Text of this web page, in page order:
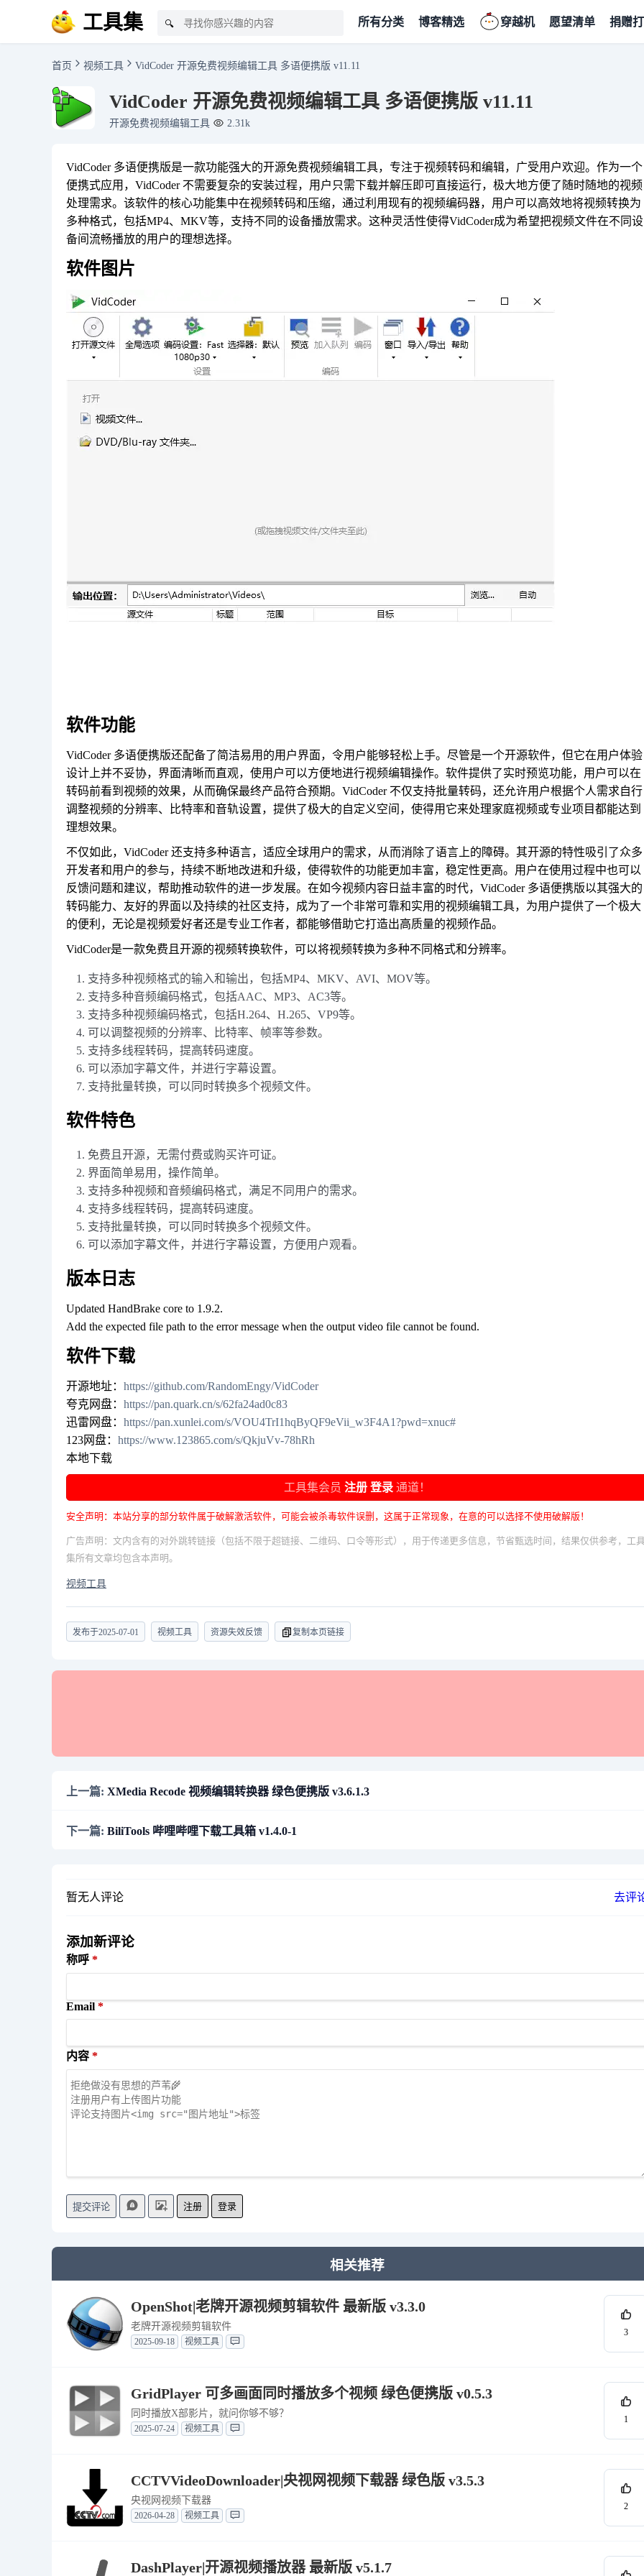
工具集 🔍 所有分类 博客精选 穿越机 愿望清单 捐赠
首页 视频工具 VidCoder 开源免费视频编辑工具 多语便携版 v11.11
VidCoder 开源免费视频编辑工具 多语便携版 v11.11
开源免费视频编辑工具 2.31k
VidCoder 多语便携版是一款功能强大的开源免费视频编辑工具，专注于视频转码和编辑，广受用户欢迎。作为一个
便携式应用，VidCoder 不需要复杂的安装过程，用户只需下载并解压即可直接运行，极大地方便了随时随地的视频
处理需求。该软件的核心功能集中在视频转码和压缩，通过利用现有的视频编码器，用户可以高效地将视频转换为
多种格式，包括MP4、MKV等，支持不同的设备播放需求。这种灵活性使得VidCoder成为希望把视频文件在不同设
备间流畅播放的用户的理想选择。
软件图片
软件功能
VidCoder 多语便携版还配备了简洁易用的用户界面，令用户能够轻松上手。尽管是一个开源软件，但它在用户体验
设计上并不妥协，界面清晰而直观，使用户可以方便地进行视频编辑操作。软件提供了实时预览功能，用户可以在
转码前看到视频的效果，从而确保最终产品符合预期。VidCoder 不仅支持批量转码，还允许用户根据个人需求自行
调整视频的分辨率、比特率和音轨设置，提供了极大的自定义空间，使得用它来处理家庭视频或专业项目都能达到
理想效果。
不仅如此，VidCoder 还支持多种语言，适应全球用户的需求，从而消除了语言上的障碍。其开源的特性吸引了众多
开发者和用户的参与，持续不断地改进和升级，使得软件的功能更加丰富，稳定性更高。用户在使用过程中也可以
反馈问题和建议，帮助推动软件的进一步发展。在如今视频内容日益丰富的时代，VidCoder 多语便携版以其强大的
转码能力、友好的界面以及持续的社区支持，成为了一个非常可靠和实用的视频编辑工具，为用户提供了一个极大
的便利，无论是视频爱好者还是专业工作者，都能够借助它打造出高质量的视频作品。
VidCoder是一款免费且开源的视频转换软件，可以将视频转换为多种不同格式和分辨率。
支持多种视频格式的输入和输出，包括MP4、MKV、AVI、MOV等。
支持多种音频编码格式，包括AAC、MP3、AC3等。
支持多种视频编码格式，包括H.264、H.265、VP9等。
可以调整视频的分辨率、比特率、帧率等参数。
支持多线程转码，提高转码速度。
可以添加字幕文件，并进行字幕设置。
支持批量转换，可以同时转换多个视频文件。
软件特色
免费且开源，无需付费或购买许可证。
界面简单易用，操作简单。
支持多种视频和音频编码格式，满足不同用户的需求。
支持多线程转码，提高转码速度。
支持批量转换，可以同时转换多个视频文件。
可以添加字幕文件，并进行字幕设置，方便用户观看。
版本日志
Updated HandBrake core to 1.9.2.
Add the expected file path to the error message when the output video file cannot be found.
软件下载
开源地址： https://github.com/RandomEngy/VidCoder
夸克网盘： https://pan.quark.cn/s/62fa24ad0c83
迅雷网盘： https://pan.xunlei.com/s/VOU4TrI1hqByQF9eVii_w3F4A1?pwd=xnuc#
123网盘： https://www.123865.com/s/QkjuVv-78hRh
本地下载
工具集会员 注册 登录 通道！
安全声明：本站分享的部分软件属于破解激活软件，可能会被杀毒软件误删，这属于正常现象，在意的可以选择不使用破解版！
广告声明：文内含有的对外跳转链接（包括不限于超链接、二维码、口令等形式），用于传递更多信息，节省甄选时间，结果仅供参考，工
集所有文章均包含本声明。
视频工具
发布于2025-07-01 视频工具 资源失效反馈 复制本页链接
上一篇: XMedia Recode 视频编辑转换器 绿色便携版 v3.6.1.3
下一篇: BiliTools 哔哩哔哩下载工具箱 v1.4.0-1
暂无人评论 去评
添加新评论
称呼
Email
内容
提交评论 注册 登录
相关推荐
OpenShot|老牌开源视频剪辑软件 最新版 v3.3.0
老牌开源视频剪辑软件
2025-09-18 视频工具
3
GridPlayer 可多画面同时播放多个视频 绿色便携版 v0.5.3
同时播放X部影片，就问你够不够？
2025-07-24 视频工具
1
CCTVVideoDownloader|央视网视频下载器 绿色版 v3.5.3
央视网视频下载器
2026-04-28 视频工具
2
DashPlayer|开源视频播放器 最新版 v5.1.7